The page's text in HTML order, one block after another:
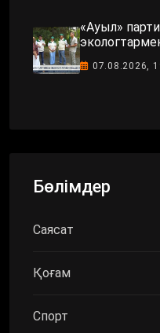
«Ауыл»
07.08.2026,
Бөлімдер
Саясат
Қоғам
Спорт